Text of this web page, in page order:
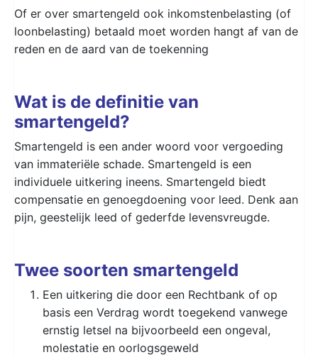
Of er over smartengeld ook inkomstenbelasting (of
loonbelasting) betaald moet worden hangt af van de
reden en de aard van de toekenning
Wat is de definitie van
smartengeld?
Smartengeld is een ander woord voor vergoeding
van immateriële schade. Smartengeld is een
individuele uitkering ineens. Smartengeld biedt
compensatie en genoegdoening voor leed. Denk aan
pijn, geestelijk leed of gederfde levensvreugde.
Twee soorten smartengeld
Een uitkering die door een Rechtbank of op
basis een Verdrag wordt toegekend vanwege
ernstig letsel na bijvoorbeeld een ongeval,
molestatie en oorlogsgeweld